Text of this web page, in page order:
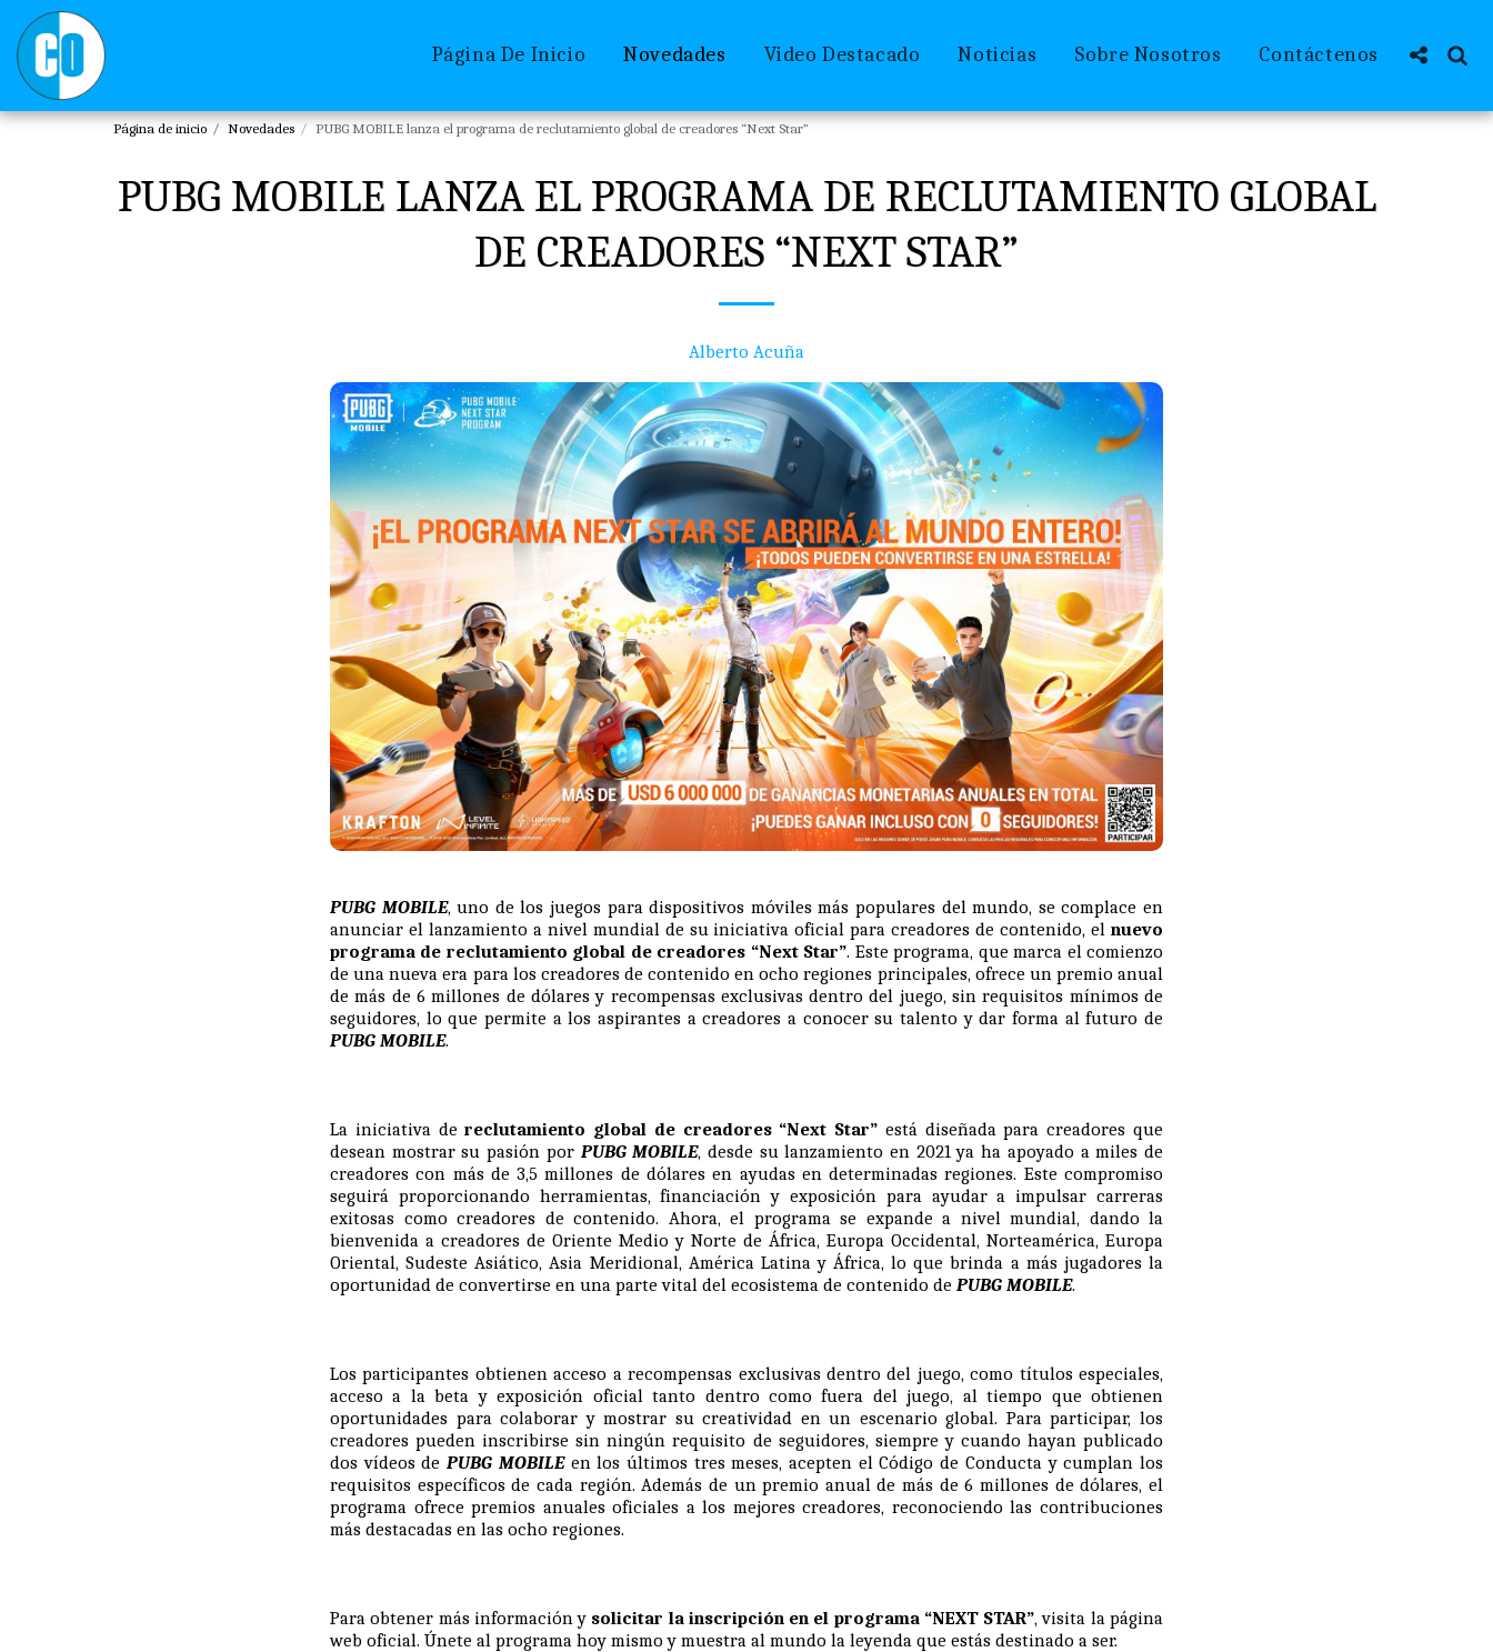
Página De Inicio Novedades Video Destacado Noticias Sobre Nosotros Contáctenos
Página de inicio Novedades PUBG MOBILE lanza el programa de reclutamiento global de creadores “Next Star”
PUBG MOBILE LANZA EL PROGRAMA DE RECLUTAMIENTO GLOBAL
DE CREADORES “NEXT STAR”
Alberto Acuña
PUBG MOBILE, uno de los juegos para dispositivos móviles más populares del mundo, se complace en
anunciar el lanzamiento a nivel mundial de su iniciativa oficial para creadores de contenido, el nuevo
programa de reclutamiento global de creadores “Next Star”. Este programa, que marca el comienzo
de una nueva era para los creadores de contenido en ocho regiones principales, ofrece un premio anual
de más de 6 millones de dólares y recompensas exclusivas dentro del juego, sin requisitos mínimos de
seguidores, lo que permite a los aspirantes a creadores a conocer su talento y dar forma al futuro de
PUBG MOBILE.
La iniciativa dereclutamiento global de creadores “Next Star” está diseñada para creadores que
desean mostrar su pasión por PUBG MOBILE, desde su lanzamiento en 2021 ya ha apoyado a miles de
creadores con más de 3,5 millones de dólares en ayudas en determinadas regiones. Este compromiso
seguirá proporcionando herramientas, financiación y exposición para ayudar a impulsar carreras
exitosas como creadores de contenido. Ahora, el programa se expande a nivel mundial, dando la
bienvenida a creadores de Oriente Medio y Norte de África, Europa Occidental, Norteamérica, Europa
Oriental, Sudeste Asiático, Asia Meridional, América Latina y África, lo que brinda a más jugadores la
oportunidad de convertirse en una parte vital del ecosistema de contenido de PUBG MOBILE.
Los participantes obtienen acceso a recompensas exclusivas dentro del juego, como títulos especiales,
acceso a la beta y exposición oficial tanto dentro como fuera del juego, al tiempo que obtienen
oportunidades para colaborar y mostrar su creatividad en un escenario global. Para participar, los
creadores pueden inscribirse sin ningún requisito de seguidores, siempre y cuando hayan publicado
dos vídeos dePUBG MOBILEen los últimos tres meses, acepten el Código de Conducta y cumplan los
requisitos específicos de cada región. Además de un premio anual de más de 6 millones de dólares, el
programa ofrece premios anuales oficiales a los mejores creadores, reconociendo las contribuciones
más destacadas en las ocho regiones.
Para obtener más información y solicitar la inscripción en el programa “NEXT STAR”, visita lapágina
web oficial. Únete al programa hoy mismo y muestra al mundo la leyenda que estás destinado a ser.